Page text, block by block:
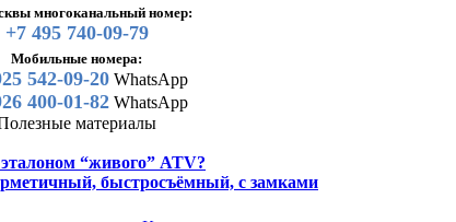
многоканальный номер:
+7 495 740-09-79
Мобильные номера:
542-09-20WhatsApp
400-01-82WhatsApp
материалы
“живого” ATV?
быстросъёмный, с замками